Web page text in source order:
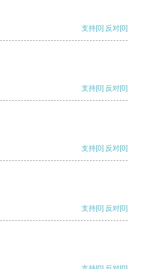
支持[0] 反对[0]
支持[0] 反对[0]
支持[0] 反对[0]
支持[0] 反对[0]